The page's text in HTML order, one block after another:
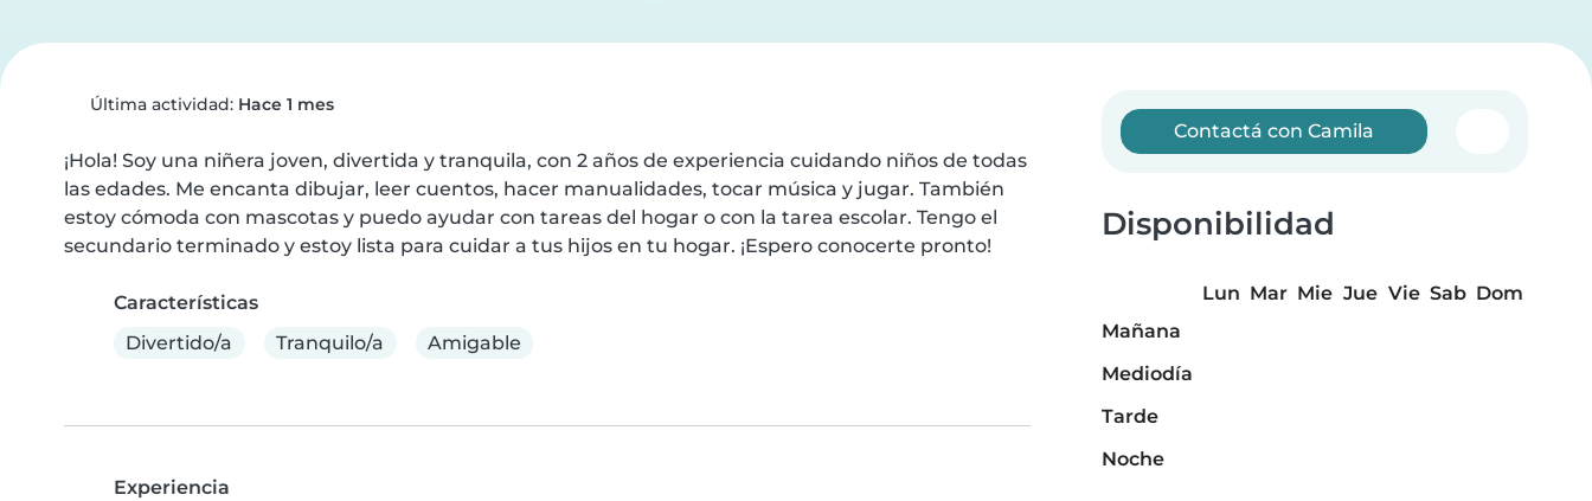
Última actividad: Hace 1 mes
¡Hola! Soy una niñera joven, divertida y tranquila, con 2 años de experiencia cuidando niños de todas
las edades. Me encanta dibujar, leer cuentos, hacer manualidades, tocar música y jugar. También
estoy cómoda con mascotas y puedo ayudar con tareas del hogar o con la tarea escolar. Tengo el
secundario terminado y estoy lista para cuidar a tus hijos en tu hogar. ¡Espero conocerte pronto!
Características
Divertido/a
Tranquilo/a Amigable
Experiencia
Contactá con Camila
Disponibilidad
Lun Mar Mie Jue Vie Sab Dom
Mañana
Mediodía
Tarde
Noche